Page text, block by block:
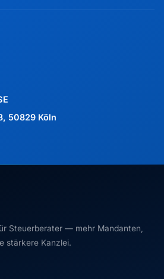
50829 Köln
Steuerberater — mehr Mandanten,
stärkere Kanzlei.